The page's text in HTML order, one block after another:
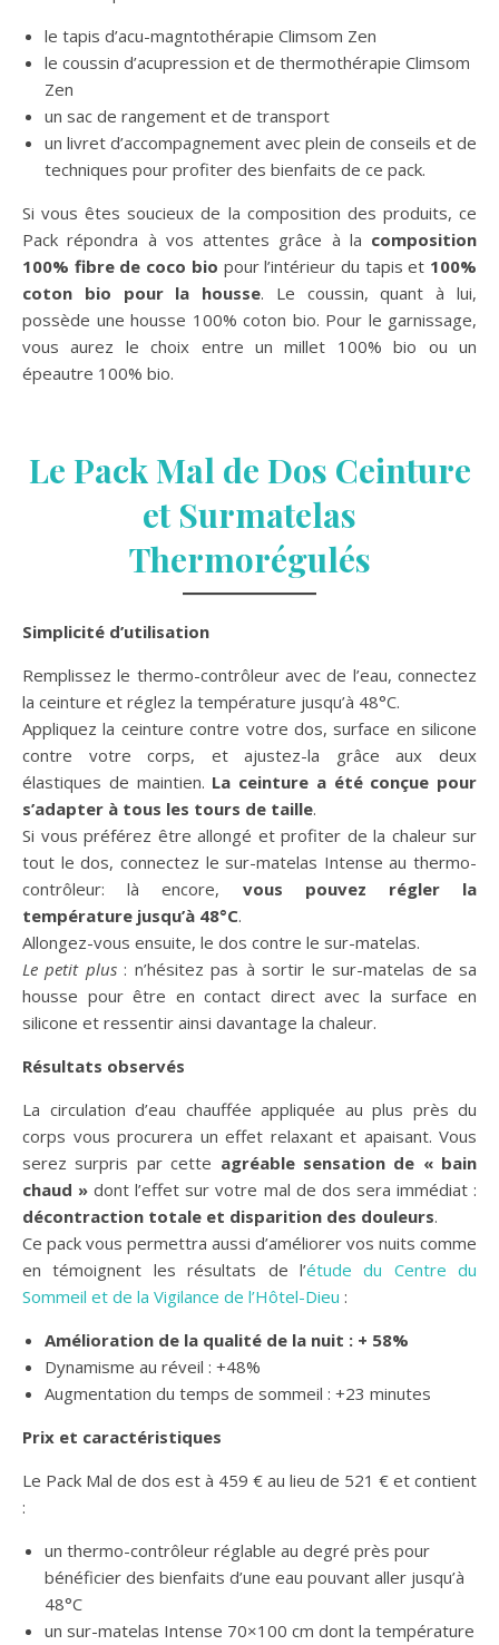
le tapis d’acu-magntothérapie Climsom Zen
le coussin d’acupression et de thermothérapie Climsom
Zen
un sac de rangement et de transport
un livret d’accompagnement avec plein de conseils et de
techniques pour profiter des bienfaits de ce pack.
Si vous êtes soucieux de la composition des produits, ce
Pack répondra à vos attentes grâce à la composition
100% fibre de coco bio pour l’intérieur du tapis et 100%
coton bio pour la housse. Le coussin, quant à lui,
possède une housse 100% coton bio. Pour le garnissage,
vous aurez le choix entre un millet 100% bio ou un
épeautre 100% bio.
Le Pack Mal de Dos Ceinture
et Surmatelas
Thermorégulés
Simplicité d’utilisation
Remplissez le thermo-contrôleur avec de l’eau, connectez
la ceinture et réglez la température jusqu’à 48°C.
Appliquez la ceinture contre votre dos, surface en silicone
contre votre corps, et ajustez-la grâce aux deux
élastiques de maintien. La ceinture a été conçue pour
s’adapter à tous les tours de taille.
Si vous préférez être allongé et profiter de la chaleur sur
tout le dos, connectez le sur-matelas Intense au thermo-
contrôleur: là encore, vous pouvez régler la
température jusqu’à 48°C.
Allongez-vous ensuite, le dos contre le sur-matelas.
Le petit plus: n’hésitez pas à sortir le sur-matelas de sa
housse pour être en contact direct avec la surface en
silicone et ressentir ainsi davantage la chaleur.
Résultats observés
La circulation d’eau chauffée appliquée au plus près du
corps vous procurera un effet relaxant et apaisant. Vous
serez surpris par cette agréable sensation de « bain
chaud » dont l’effet sur votre mal de dos sera immédiat :
décontraction totale et disparition des douleurs.
Ce pack vous permettra aussi d’améliorer vos nuits comme
en témoignent les résultats de l’étude du Centre du
Sommeil et de la Vigilance de l’Hôtel-Dieu :
Amélioration de la qualité de la nuit : + 58%
Dynamisme au réveil : +48%
Augmentation du temps de sommeil : +23 minutes
Prix et caractéristiques
Le Pack Mal de dos est à 459 € au lieu de 521 € et contient
:
un thermo-contrôleur réglable au degré près pour
bénéficier des bienfaits d’une eau pouvant aller jusqu’à
48°C
un sur-matelas Intense 70×100 cm dont la température